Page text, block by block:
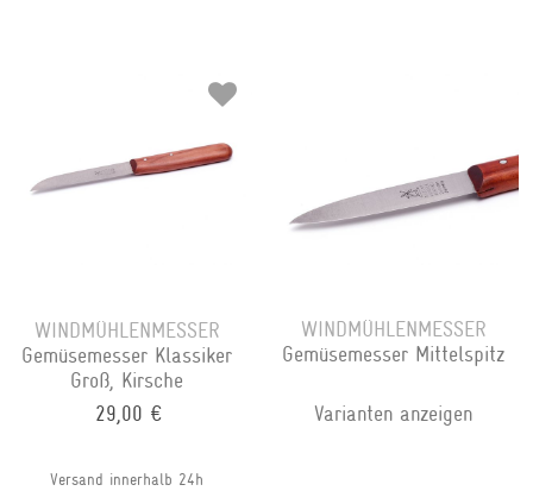
WINDMÜHLENMESSER
Gemüsemesser Klassiker
Groß, Kirsche
29,00 €
Versand innerhalb 24h
WINDMÜHLENMESSER
Gemüsemesser Mittelspitz
Varianten anzeigen